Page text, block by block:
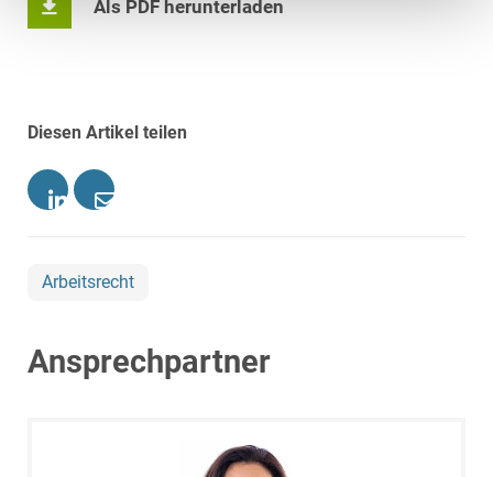
Als PDF herunterladen
Diesen Artikel teilen
Arbeitsrecht
Ansprechpartner